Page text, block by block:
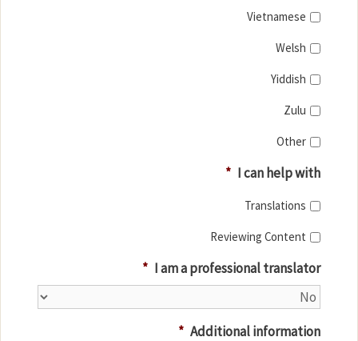
Vietnamese
Welsh
Yiddish
Zulu
Other
I can help with
*
Translations
Reviewing Content
I am a professional translator
*
Additional information
*